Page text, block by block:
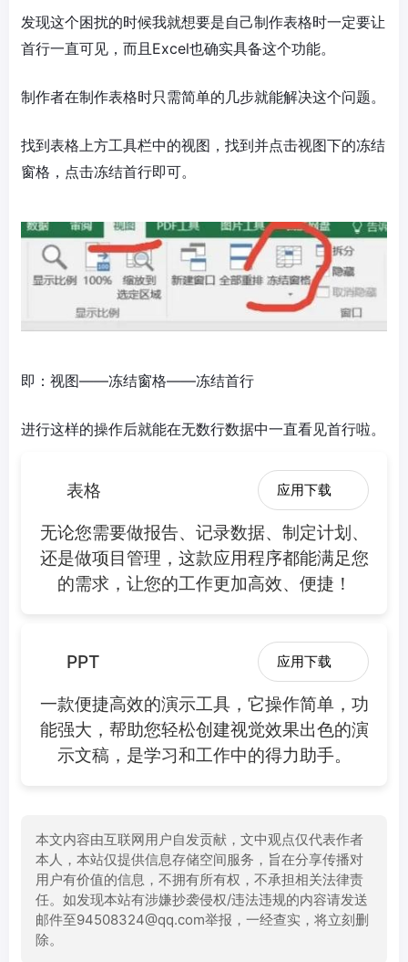
发现这个困扰的时候我就想要是自己制作表格时一定要让
首行一直可见，而且Excel也确实具备这个功能。
制作者在制作表格时只需简单的几步就能解决这个问题。
找到表格上方工具栏中的视图，找到并点击视图下的冻结
窗格，点击冻结首行即可。
即：视图——冻结窗格——冻结首行
进行这样的操作后就能在无数行数据中一直看见首行啦。
表格 应用下载
无论您需要做报告、记录数据、制定计划、
还是做项目管理，这款应用程序都能满足您
的需求，让您的工作更加高效、便捷！
PPT 应用下载
一款便捷高效的演示工具，它操作简单，功
能强大，帮助您轻松创建视觉效果出色的演
示文稿，是学习和工作中的得力助手。
本文内容由互联网用户自发贡献，文中观点仅代表作者
本人，本站仅提供信息存储空间服务，旨在分享传播对
用户有价值的信息，不拥有所有权，不承担相关法律责
任。如发现本站有涉嫌抄袭侵权/违法违规的内容请发送
邮件至94508324@qq.com举报，一经查实，将立刻删
除。